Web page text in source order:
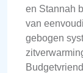
en Stannah
van
gebogen